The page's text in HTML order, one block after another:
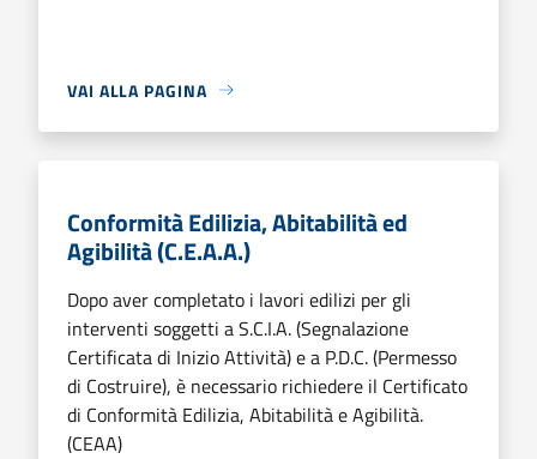
VAI ALLA PAGINA
Conformità Edilizia, Abitabilità ed
Agibilità (C.E.A.A.)
Dopo aver completato i lavori edilizi per gli
interventi soggetti a S.C.I.A. (Segnalazione
Certificata di Inizio Attività) e a P.D.C. (Permesso
di Costruire), è necessario richiedere il Certificato
di Conformità Edilizia, Abitabilità e Agibilità.
(CEAA)